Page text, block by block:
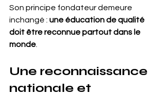
Son principe fondateur demeure
inchangé : une éducation de qualité
doit être reconnue partout dans le
monde
Une reconnaissance
nationale et